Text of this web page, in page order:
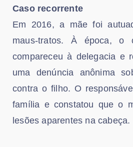
Caso recorrente
Em 2016, a mãe foi
maus-tratos. À época, o
compareceu à delegacia e
uma denúncia anônima
contra o filho. O
família e constatou que o
lesões aparentes na cabeça.